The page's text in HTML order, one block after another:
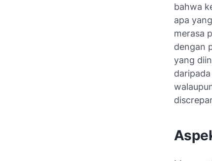
bahwa
apa
merasa
dengan
yang